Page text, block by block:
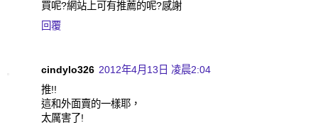
買呢?網站上可有推薦的呢?感謝
回覆
cindylo326 2012年4月13日 凌晨2:04
推!!
這和外面賣的一樣耶，
太厲害了!